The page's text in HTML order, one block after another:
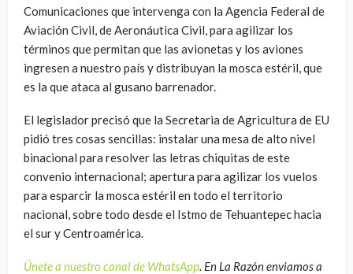
Comunicaciones que intervenga con la Agencia Federal de
Aviación Civil, de Aeronáutica Civil, para agilizar los
términos que permitan que las avionetas y los aviones
ingresen a nuestro país y distribuyan la mosca estéril, que
es la que ataca al gusano barrenador.
El legislador precisó que la Secretaria de Agricultura de EU
pidió tres cosas sencillas: instalar una mesa de alto nivel
binacional para resolver las letras chiquitas de este
convenio internacional; apertura para agilizar los vuelos
para esparcir la mosca estéril en todo el territorio
nacional, sobre todo desde el Istmo de Tehuantepec hacia
el sur y Centroamérica.
Únete a nuestro canal de WhatsApp. En La Razón enviamos a